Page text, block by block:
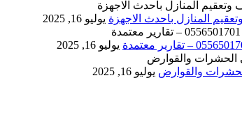
يوليو 16, 2025
يوليو 16, 2025
يوليو 16, 2025